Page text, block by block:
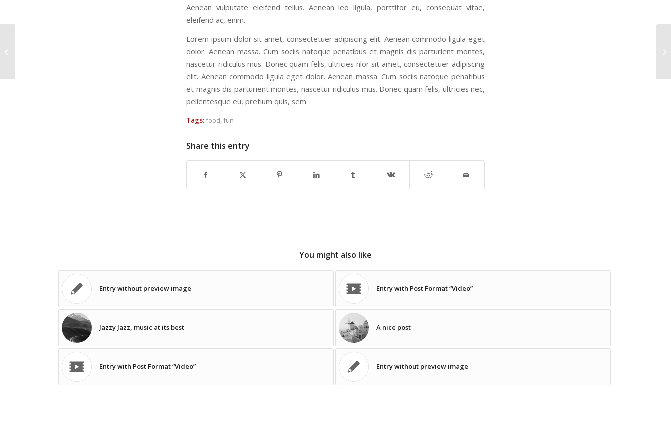
Aenean vulputate eleifend tellus. Aenean leo ligula, porttitor eu, consequat vitae,
eleifend ac, enim.
Lorem ipsum dolor sit amet, consectetuer adipiscing elit. Aenean commodo ligula eget
dolor. Aenean massa. Cum sociis natoque penatibus et magnis dis parturient montes,
nascetur ridiculus mus. Donec quam felis, ultricies nlor sit amet, consectetuer adipiscing
elit. Aenean commodo ligula eget dolor. Aenean massa. Cum sociis natoque penatibus
et magnis dis parturient montes, nascetur ridiculus mus. Donec quam felis, ultricies nec,
pellentesque eu, pretium quis, sem.
Tags:food,fun
Share this entry
You might also like
Entry without preview image Entry with Post Format “Video”
Jazzy Jazz, music at its best A nice post
Entry with Post Format “Video” Entry without preview image